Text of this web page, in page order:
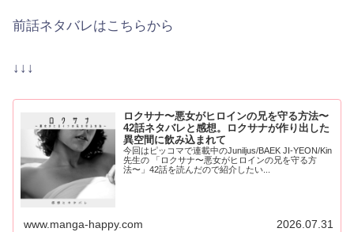
前話ネタバレはこちらから
↓↓↓
ロクサナ〜悪女がヒロインの兄を守る方法〜
42話ネタバレと感想。ロクサナが作り出した
異空間に飲み込まれて
今回はピッコマで連載中のJuniljus/BAEK JI-YEON/Kin
先生の 「ロクサナ〜悪女がヒロインの兄を守る方
法〜」42話を読んだので紹介したい...
www.manga-happy.com 2026.07.31